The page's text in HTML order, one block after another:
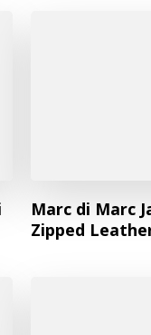
Marc di Marc
Zipped